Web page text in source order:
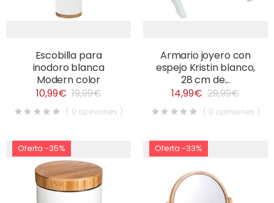
Escobilla para
inodoro blanca
Modern color
10,99€ 19,99€
( 0 opiniones )
Armario joyero con
espejo Kristin blanco,
28 cm de...
14,99€ 29,99€
( 0 opiniones )
Oferta -35% Oferta -33%